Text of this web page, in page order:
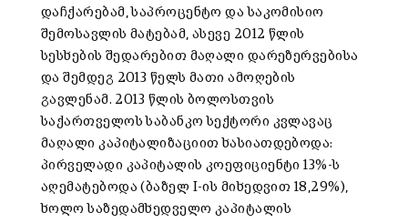
დაჩქარებამ, საპროცენტო და საკომისიო
შემოსავლის მატებამ, ასევე 2012 წლის
სესხების შედარებით მაღალი დარეზერვებისა
და შემდეგ 2013 წელს მათი ამოღების
გავლენამ. 2013 წლის ბოლოსთვის
საქართველოს საბანკო სექტორი კვლავაც
მაღალი კაპიტალიზაციით ხასიათდებოდა:
პირველადი კაპიტალის კოეფიციენტი 13%-ს
აღემატებოდა (ბაზელ I-ის მიხედვით 18,29%),
ხოლო საზედამხედველო კაპიტალის